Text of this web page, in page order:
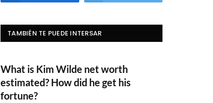
TAMBIÉN TE PUEDE INTERSAR
What is Kim Wilde net worth
estimated? How did he get his
fortune?